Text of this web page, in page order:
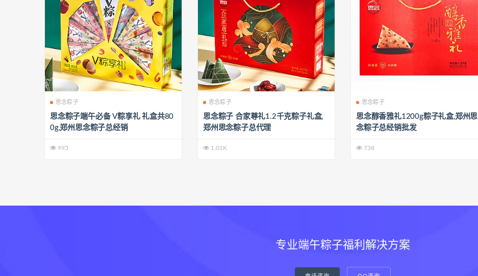
思念粽子
思念粽子端午必备 V粽享礼 礼盒共80
0g,郑州思念粽子总经销
993
思念粽子
思念粽子 合家尊礼1.2千克粽子礼盒,
郑州思念粽子总代理
1.01K
思念粽子
思念醇香雅礼1200g粽子礼盒,郑州思
念粽子总经销批发
738
专业端午粽子福利解决方案